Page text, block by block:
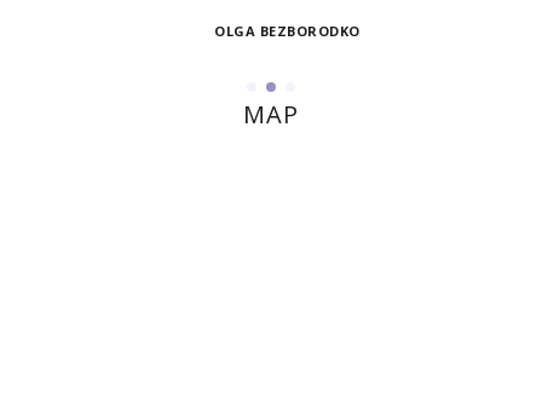
OLGA BEZBORODKO
MAP